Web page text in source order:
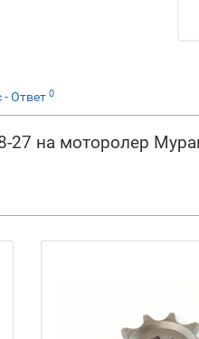
- Ответ 0
27 на моторолер